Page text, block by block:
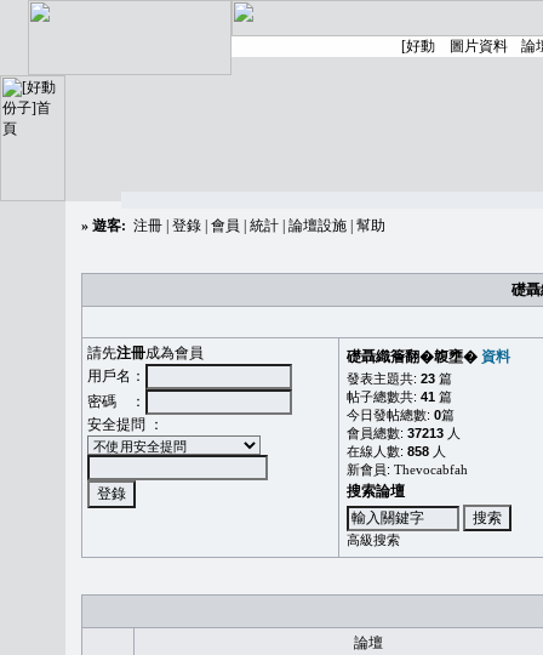
» 遊客: 注冊 登錄 會員 統計 論壇設施 幫助
礎
請先注冊成為會員
用戶名：
密碼 ：
安全提問 ：
礎聶織簷翻�䪖壅� 資料
發表主題共: 23 篇
帖子總數共: 41 篇
今日發帖總數: 0篇
會員總數: 37213 人
在線人數: 858 人
新會員: Thevocabfah
搜索論壇
高級搜索
論壇